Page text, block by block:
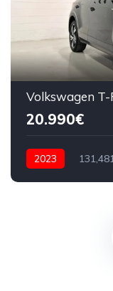
Volkswagen T-
20.990€
2023